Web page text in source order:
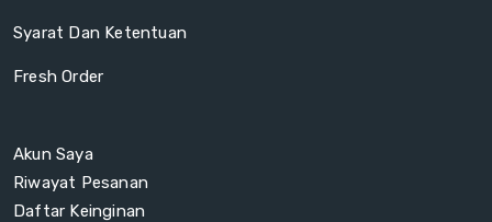
Syarat Dan Ketentuan
Fresh Order
Akun Saya
Riwayat Pesanan
Daftar Keinginan